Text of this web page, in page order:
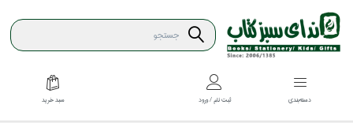
دسته‌بندي ثبت نام / ورود سبد خريد